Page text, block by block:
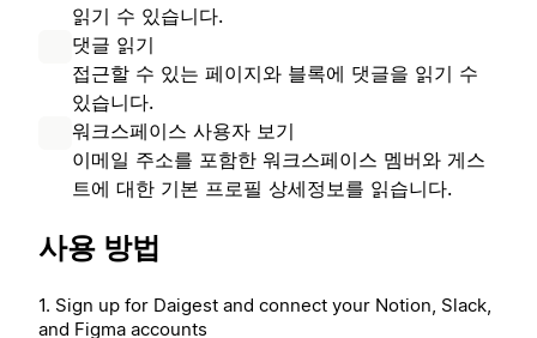
읽기 수 있습니다.
댓글 읽기
접근할 수 있는 페이지와 블록에 댓글을 읽기 수
있습니다.
워크스페이스 사용자 보기
이메일 주소를 포함한 워크스페이스 멤버와 게스
트에 대한 기본 프로필 상세정보를 읽습니다.
사용 방법
1. Sign up for Daigest and connect your Notion, Slack,
and Figma accounts